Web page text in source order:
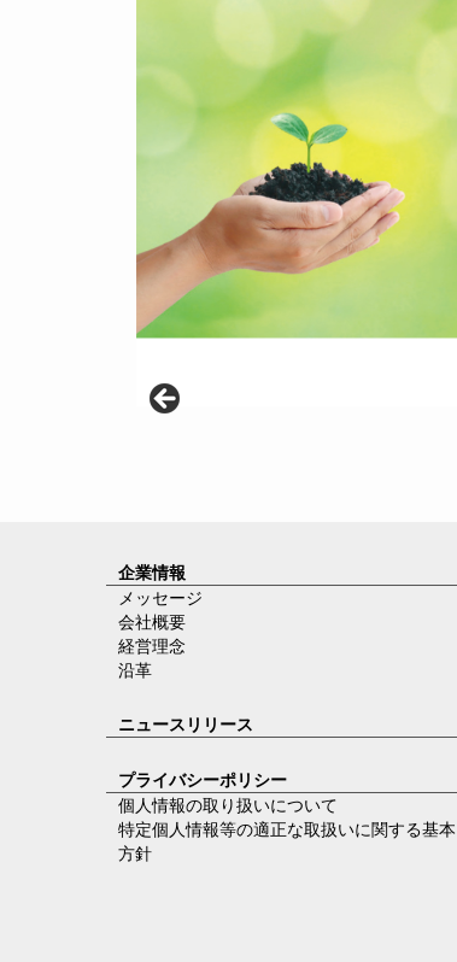
企業情報
メッセージ
会社概要
経営理念
沿革
ニュースリリース
プライバシーポリシー
個人情報の取り扱いについて
特定個人情報等の適正な取扱いに関する基本
方針